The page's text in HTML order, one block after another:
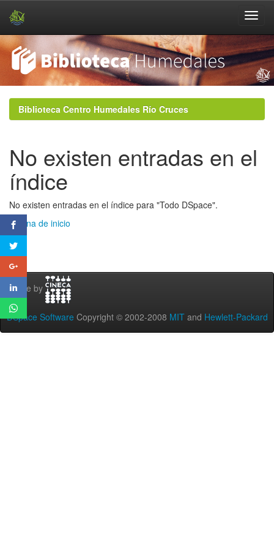
navigationBiblioteca Centro Humedales Río Cruces
No existen entradas en el
índice
No existen entradas en el índice para "Todo DSpace".
Página de inicio
Theme by
DSpace Software Copyright © 2002-2008 MIT and Hewlett-Packard